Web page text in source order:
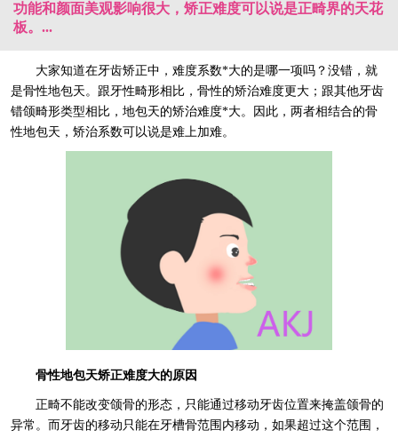
功能和颜面美观影响很大，矫正难度可以说是正畸界的天花
板。...
大家知道在牙齿矫正中，难度系数*大的是哪一项吗？没错，就
是骨性地包天。跟牙性畸形相比，骨性的矫治难度更大；跟其他牙齿
错颌畸形类型相比，地包天的矫治难度*大。因此，两者相结合的骨
性地包天，矫治系数可以说是难上加难。
骨性地包天矫正难度大的原因
正畸不能改变颌骨的形态，只能通过移动牙齿位置来掩盖颌骨的
异常。而牙齿的移动只能在牙槽骨范围内移动，如果超过这个范围，